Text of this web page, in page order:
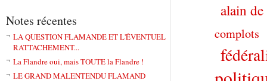
Notes récentes
LA QUESTION FLAMANDE ET L'ÉVENTUEL
RATTACHEMENT...
La Flandre oui, mais TOUTE la Flandre !
LE GRAND MALENTENDU FLAMAND
alain
complots